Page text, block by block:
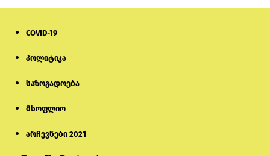
პატიმრობის შეფარდებაზე
COVID-19
პოლიტიკა
საზოგადოება
მსოფლიო
არჩევნები 2021